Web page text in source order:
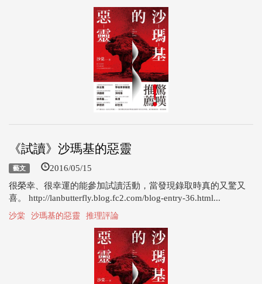
《試讀》沙瑪基的惡靈
藝文 2016/05/15
很榮幸、很幸運的能參加試讀活動，當發現錄取時真的又驚又
喜。 http://lanbutterfly.blog.fc2.com/blog-entry-36.html...
沙棠 沙瑪基的惡靈 推理評論